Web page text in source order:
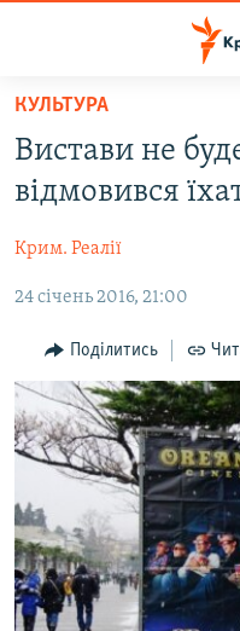
Перейти
основного
матеріалу
до
навігації
Перейти
пошуку
ПОЛІТИКА
БЛОГИ
ПОГЛЯД
ІНТЕРВ'Ю
ВСЕ ЗА ДЕНЬ
СПЕЦПРОЕКТИ
ДЕПОРТАЦІЯ
ВІДЕОУРОКИ «ELIFBE»
СВІДЧЕННЯ ОКУПАЦІЇ
ЯК ОБІЙТИ
Русский
КУЛЬТУРА
Вистави не
відмовився
Крим. Реалії
24 січень 2016, 21:00
Поділитись